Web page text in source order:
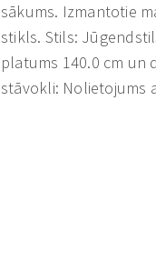
sākums. Izmantotie
stikls. Stils:
platums 140.0 cm un
stāvokli: Nolietojums